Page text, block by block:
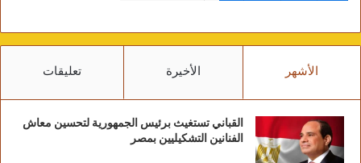
الأشهر الأخيرة تعليقات
القباني تستغيث برئيس الجمهورية لتحسين معاش
الفنانين التشكيليين بمصر